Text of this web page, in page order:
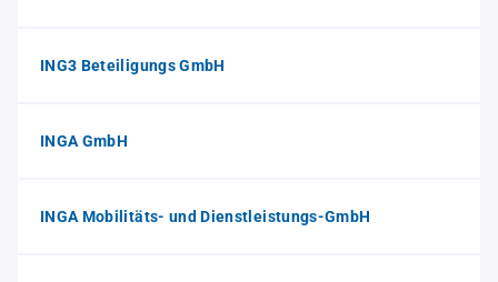
ING3 Beteiligungs GmbH
INGA GmbH
INGA Mobilitäts- und Dienstleistungs-GmbH